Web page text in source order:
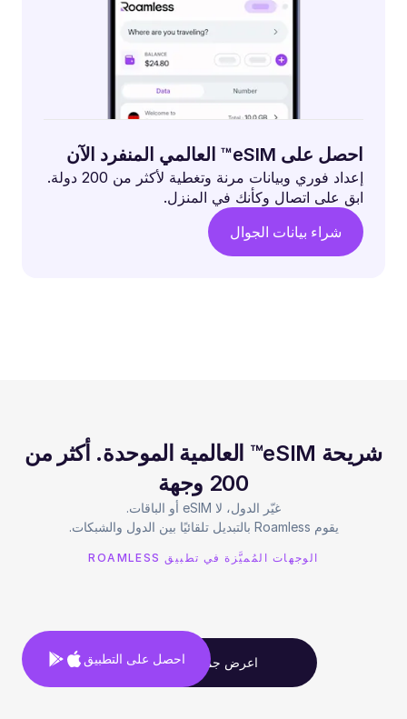
احصل على eSIM™ العالمي المنفرد الآن
إعداد فوري وبيانات مرنة وتغطية لأكثر من 200 دولة.
ابق على اتصال وكأنك في المنزل.
شراء بيانات الجوال
شريحة eSIM™ العالمية الموحدة. أكثر من
200 وجهة
يقوم Roamless بالتبديل تلقائيًا بين الدول والشبكات.
الوجهات المُميَّزة في تطبيق ROAMLESS
اعرض جميع الوجهاتاحصل على التطبيق